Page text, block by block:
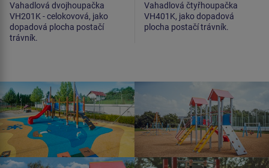
Vahadlová dvojhoupačka
VH201K - celokovová, jako
dopadová plocha postačí
trávník.
Vahadlová čtyřhoupačka
VH401K, jako dopadová
plocha postačí trávník.